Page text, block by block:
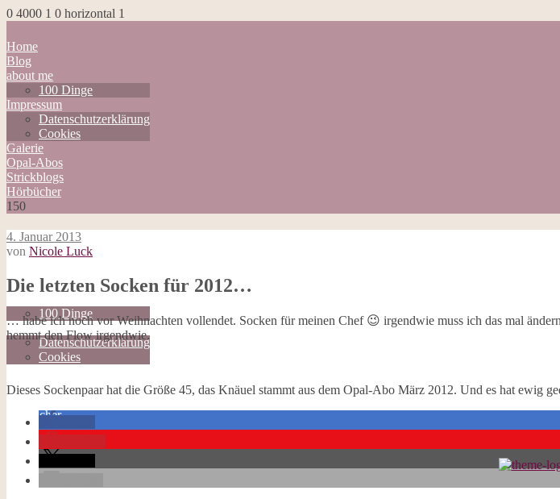
0 4000 1 0 horizontal 1
Home
Blog
about me
100 Dinge
Impressum
Datenschutzerklärung
Cookies
Galerie
Opal-Abos
Strickblogs
Hörbücher
150
Blog
100 Dinge
Impressum
Datenschutzerklärung
Cookies
Opal-Abos
Hörbücher
4. Januar 2013
von Nicole Luck
Die letzten Socken für 2012…
… habe ich noch vor Weihnachten vollendet. Socken für meinen Chef 😉 irgendwie muss ich das mal
hemmt den Flow irgendwie.
Dieses Sockenpaar hat die Größe 45, das Knäuel stammt aus dem Opal-Abo März 2012. Und es hat ewig